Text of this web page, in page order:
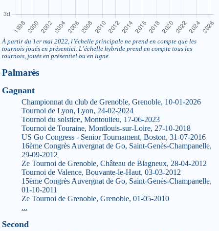
À partir du 1er mai 2022, l’échelle principale ne prend en compte que les
tournois joués en présentiel. L’échelle hybride prend en compte tous les
tournois, joués en présentiel ou en ligne.
Palmarès
Gagnant
Championnat du club de Grenoble, Grenoble, 10-01-2026
Tournoi de Lyon, Lyon, 24-02-2024
Tournoi du solstice, Montoulieu, 17-06-2023
Tournoi de Touraine, Montlouis-sur-Loire, 27-10-2018
US Go Congress - Senior Tournament, Boston, 31-07-2016
16ème Congrès Auvergnat de Go, Saint-Genès-Champanelle,
29-09-2012
Ze Tournoi de Grenoble, Château de Blagneux, 28-04-2012
Tournoi de Valence, Bouvante-le-Haut, 03-03-2012
15ème Congrès Auvergnat de Go, Saint-Genès-Champanelle,
01-10-2011
Ze Tournoi de Grenoble, Grenoble, 01-05-2010
...
Second